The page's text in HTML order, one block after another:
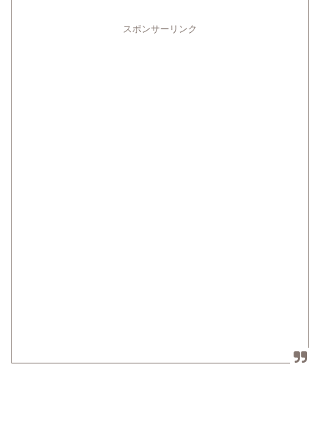
スポンサーリンク